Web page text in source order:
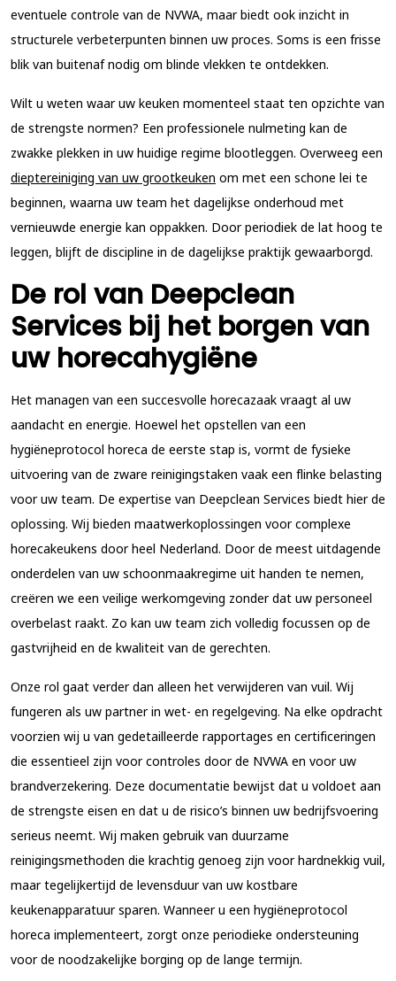
eventuele controle van de NVWA, maar biedt ook inzicht in
structurele verbeterpunten binnen uw proces. Soms is een frisse
blik van buitenaf nodig om blinde vlekken te ontdekken.
Wilt u weten waar uw keuken momenteel staat ten opzichte van
de strengste normen? Een professionele nulmeting kan de
zwakke plekken in uw huidige regime blootleggen. Overweeg een
dieptereiniging van uw grootkeuken om met een schone lei te
beginnen, waarna uw team het dagelijkse onderhoud met
vernieuwde energie kan oppakken. Door periodiek de lat hoog te
leggen, blijft de discipline in de dagelijkse praktijk gewaarborgd.
De rol van Deepclean
Services bij het borgen van
uw horecahygiëne
Het managen van een succesvolle horecazaak vraagt al uw
aandacht en energie. Hoewel het opstellen van een
hygiëneprotocol horeca de eerste stap is, vormt de fysieke
uitvoering van de zware reinigingstaken vaak een flinke belasting
voor uw team. De expertise van Deepclean Services biedt hier de
oplossing. Wij bieden maatwerkoplossingen voor complexe
horecakeukens door heel Nederland. Door de meest uitdagende
onderdelen van uw schoonmaakregime uit handen te nemen,
creëren we een veilige werkomgeving zonder dat uw personeel
overbelast raakt. Zo kan uw team zich volledig focussen op de
gastvrijheid en de kwaliteit van de gerechten.
Onze rol gaat verder dan alleen het verwijderen van vuil. Wij
fungeren als uw partner in wet- en regelgeving. Na elke opdracht
voorzien wij u van gedetailleerde rapportages en certificeringen
die essentieel zijn voor controles door de NVWA en voor uw
brandverzekering. Deze documentatie bewijst dat u voldoet aan
de strengste eisen en dat u de risico’s binnen uw bedrijfsvoering
serieus neemt. Wij maken gebruik van duurzame
reinigingsmethoden die krachtig genoeg zijn voor hardnekkig vuil,
maar tegelijkertijd de levensduur van uw kostbare
keukenapparatuur sparen. Wanneer u een hygiëneprotocol
horeca implementeert, zorgt onze periodieke ondersteuning
voor de noodzakelijke borging op de lange termijn.